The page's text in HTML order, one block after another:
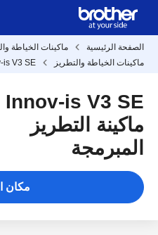
الصفحة الرئيسية
ماكينات الخياطة
ماكينات الخياطة والتطريز
is V3 SE
Innov-is V3 SE
ماكينة التطريز
المبرمجة
مكان